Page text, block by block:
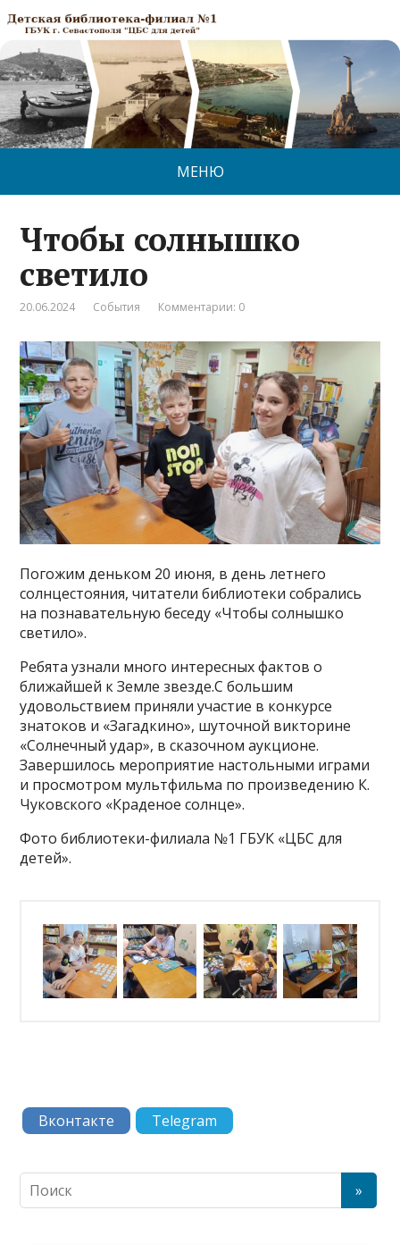
МЕНЮ
Чтобы солнышко
светило
20.06.2024 События Комментарии: 0
Погожим деньком 20 июня, в день летнего
солнцестояния, читатели библиотеки собрались
на познавательную беседу «Чтобы солнышко
светило».
Ребята узнали много интересных фактов о
ближайшей к Земле звезде.С большим
удовольствием приняли участие в конкурсе
знатоков и «Загадкино», шуточной викторине
«Солнечный удар», в сказочном аукционе.
Завершилось мероприятие настольными играми
и просмотром мультфильма по произведению К.
Чуковского «Краденое солнце».
Фото библиотеки-филиала №1 ГБУК «ЦБС для
детей».
Вконтакте Telegram